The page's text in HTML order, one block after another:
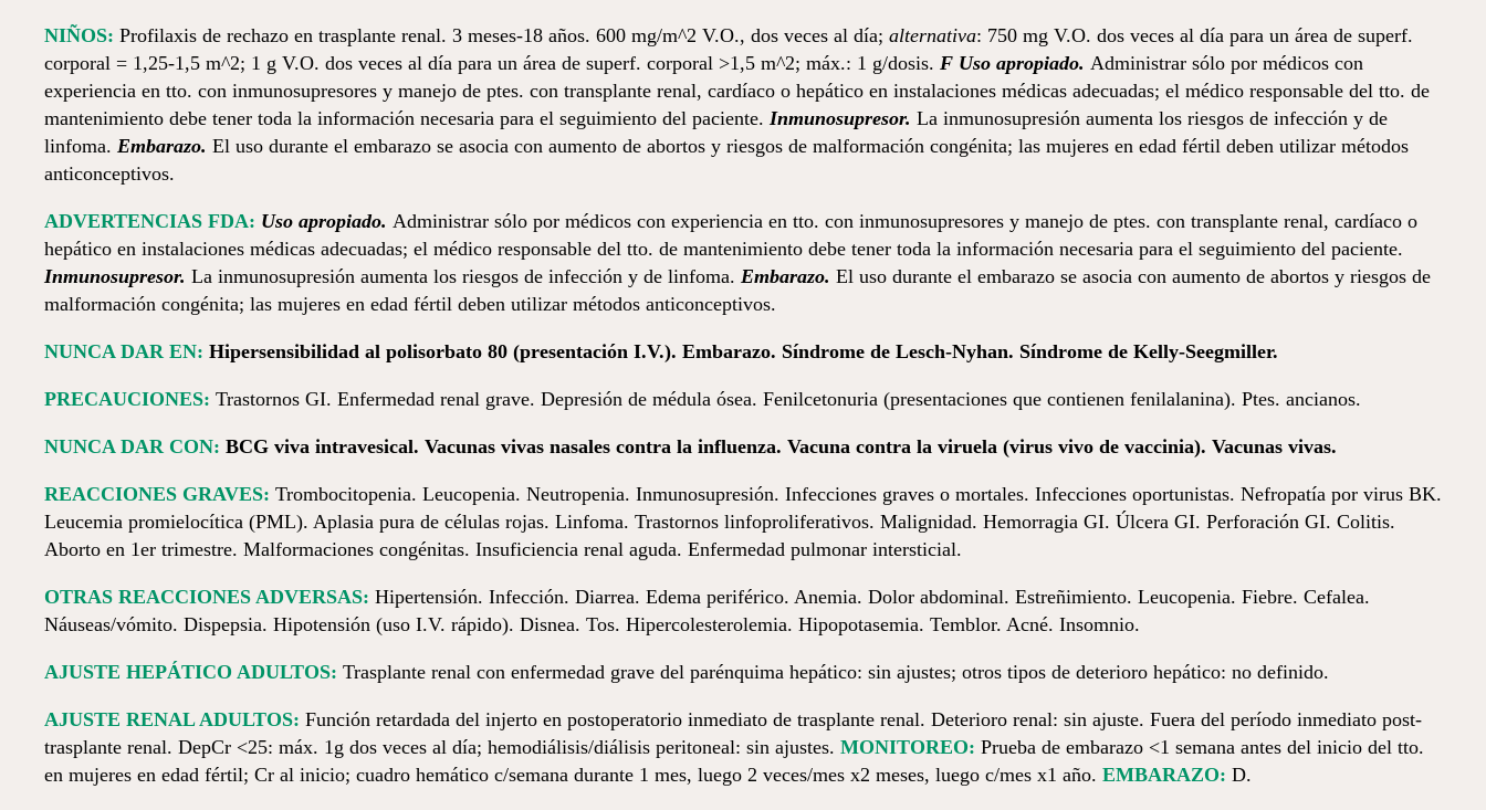
NIÑOS: Profilaxis de rechazo en trasplante renal. 3 meses-18 años. 600 mg/m^2 V.O., dos veces al día; alternativa: 750 mg V.O. dos veces al día para un área de superf.
corporal = 1,25-1,5 m^2; 1 g V.O. dos veces al día para un área de superf. corporal >1,5 m^2; máx.: 1 g/dosis. F Uso apropiado. Administrar sólo por médicos con
experiencia en tto. con inmunosupresores y manejo de ptes. con transplante renal, cardíaco o hepático en instalaciones médicas adecuadas; el médico responsable del tto. de
mantenimiento debe tener toda la información necesaria para el seguimiento del paciente. Inmunosupresor. La inmunosupresión aumenta los riesgos de infección y de
linfoma. Embarazo. El uso durante el embarazo se asocia con aumento de abortos y riesgos de malformación congénita; las mujeres en edad fértil deben utilizar métodos
anticonceptivos.
ADVERTENCIAS FDA: Uso apropiado. Administrar sólo por médicos con experiencia en tto. con inmunosupresores y manejo de ptes. con transplante renal, cardíaco o
hepático en instalaciones médicas adecuadas; el médico responsable del tto. de mantenimiento debe tener toda la información necesaria para el seguimiento del paciente.
Inmunosupresor. La inmunosupresión aumenta los riesgos de infección y de linfoma. Embarazo. El uso durante el embarazo se asocia con aumento de abortos y riesgos de
malformación congénita; las mujeres en edad fértil deben utilizar métodos anticonceptivos.
NUNCA DAR EN: Hiper­sen­si­bi­lidad al polisorbato 80 (presentación I.V.). Embarazo. Síndrome de Lesch-Nyhan. Síndrome de Kelly-Seegmiller.
PRECAUCIONES: Trastornos GI. Enfermedad renal grave. Depresión de médula ósea. Fenilcetonuria (presentaciones que contienen fenilalanina). Ptes. ancianos.
NUNCA DAR CON: BCG viva intravesical. Vacunas vivas nasales contra la influenza. Vacuna contra la viruela (virus vivo de vaccinia). Vacunas vivas.
REACCIONES GRAVES: Trombocitopenia. Leucopenia. Neutropenia. Inmunosupresión. Infecciones graves o mortales. Infecciones oportunistas. Nefropatía por virus BK.
Leucemia promielocítica (PML). Aplasia pura de células rojas. Linfoma. Trastornos linfoproliferativos. Malignidad. Hemorragia GI. Úlcera GI. Perforación GI. Colitis.
Aborto en 1er trimestre. Malformaciones congénitas. Insuficiencia renal aguda. Enfermedad pulmonar intersticial.
OTRAS REACCIONES ADVERSAS: Hipertensión. Infección. Diarrea. Edema periférico. Anemia. Dolor abdominal. Estreñimiento. Leucopenia. Fiebre. Cefalea.
Náuseas/vómito. Dispepsia. Hipotensión (uso I.V. rápido). Disnea. Tos. Hipercolesterolemia. Hipopotasemia. Temblor. Acné. Insomnio.
AJUSTE HEPÁTICO ADULTOS: Trasplante renal con enfermedad grave del parénquima hepático: sin ajustes; otros tipos de deterioro hepático: no definido.
AJUSTE RENAL ADULTOS: Función retardada del injerto en postoperatorio inmediato de trasplante renal. Deterioro renal: sin ajuste. Fuera del período inmediato post-
trasplante renal. DepCr <25: máx. 1g dos veces al día; hemodiálisis/diálisis peritoneal: sin ajustes. MONITOREO: Prueba de embarazo <1 semana antes del inicio del tto.
en mujeres en edad fértil; Cr al inicio; cuadro hemático c/semana durante 1 mes, luego 2 veces/mes x2 meses, luego c/mes x1 año. EMBARAZO: D.